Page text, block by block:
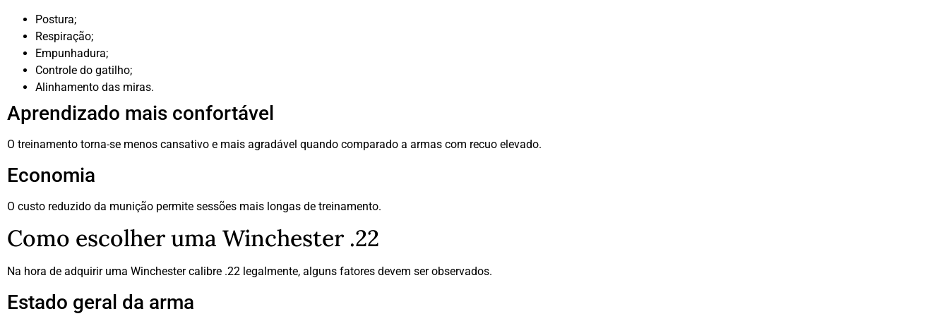
Postura;
Respiração;
Empunhadura;
Controle do gatilho;
Alinhamento das miras.
Aprendizado mais confortável
O treinamento torna-se menos cansativo e mais agradável quando comparado a armas com recuo elevado.
Economia
O custo reduzido da munição permite sessões mais longas de treinamento.
Como escolher uma Winchester .22
Na hora de adquirir uma Winchester calibre .22 legalmente, alguns fatores devem ser observados.
Estado geral da arma